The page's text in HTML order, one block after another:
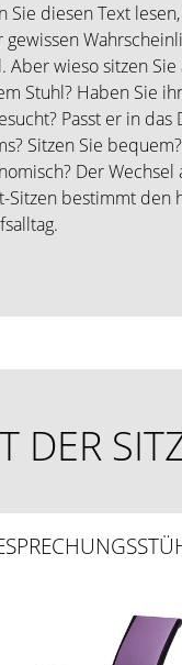
Sie diesen Text
gewissen
Aber wieso sitzen Sie
Stuhl? Haben Sie
Passt er in das
Sitzen Sie
Der Wechsel
Sitzen bestimmt den
DER